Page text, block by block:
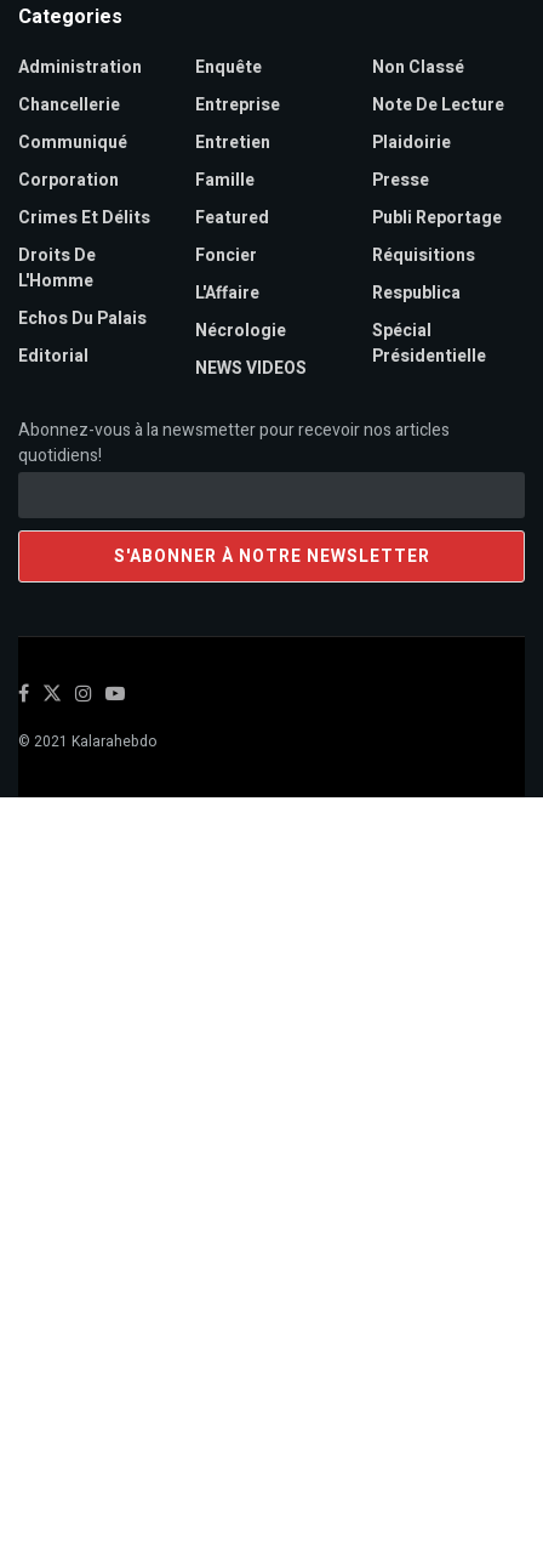
Categories
Administration
Chancellerie
Communiqué
Corporation
Crimes Et Délits
Droits De
L'Homme
Echos Du Palais
Editorial
Enquête
Entreprise
Entretien
Famille
Featured
Foncier
L'Affaire
Nécrologie
NEWS VIDEOS
Non Classé
Note De Lecture
Plaidoirie
Presse
Publi Reportage
Réquisitions
Respublica
Spécial
Présidentielle
Abonnez-vous à la newsmetter pour recevoir nos articles
quotidiens!
© 2021 Kalarahebdo